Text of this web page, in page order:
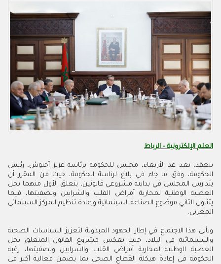
العلم الإلكترونية - الرباط
ينعقد، بعد غد الأربعاء، مجلس للحكومة برئاسة عزيز أخنوش، رئيس
الحكومة، وفق ما جاء في بلاغ لرئاسة الحكومة، حيث من المقرر أن
يتدارس المجلس في بدايته مشروعي قانونين، يتعلق الأول منهما بحل
العصبة الوطنية لمحاربة أمراض القلب والشرايين وتصفيتها، فيما
يتناول الثاني موضوع الصناعة السينمائية وإعادة تنظيم المركز السينمائي
المغربي.
ويأتي هذا الاجتماع في إطار الجهود المبذولة لتعزيز السياسات الصحية
والسينمائية في البلاد، حيث يعكس مشروع القانون المتعلق بحل
العصبة الوطنية لمحاربة أمراض القلب والشرايين وتصفيتها، رغبة
الحكومة في إعادة هيكلة القطاع الصحي بما يضمن فعالية أكبر في